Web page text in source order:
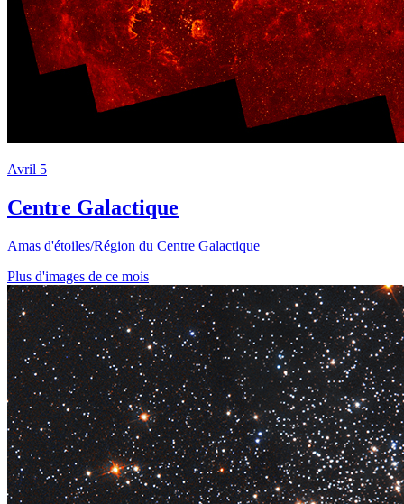
Avril 5
Centre Galactique
Amas d'étoiles/Région du Centre Galactique
Plus d'images de ce mois